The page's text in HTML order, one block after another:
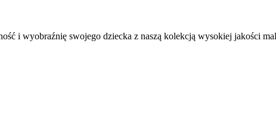
i wyobraźnię swojego dziecka z naszą kolekcją wysokiej jakości